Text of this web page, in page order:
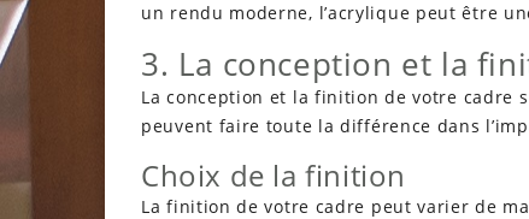
un rendu moderne, l’acrylique peut être
3. La conception et la
La conception et la finition de votre cadre
peuvent faire toute la différence dans
Choix de la finition
La finition de votre cadre peut varier de